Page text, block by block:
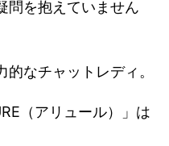
問を抱えていません
なチャットレディ。
（アリュール）」は